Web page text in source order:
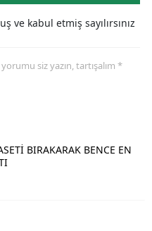
ve kabul etmiş sayılırsınız
siz yazın, tartışalım *
BIRAKARAK BENCE EN